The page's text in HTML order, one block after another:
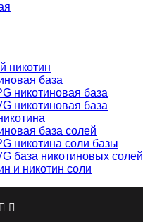
никотин
база
никотиновая база
никотиновая база
база солей
никотина соли базы
база никотиновых солей
и никотин соли
 